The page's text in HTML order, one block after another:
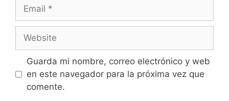
Guarda mi nombre, correo electrónico y web
en este navegador para la próxima vez que
comente.